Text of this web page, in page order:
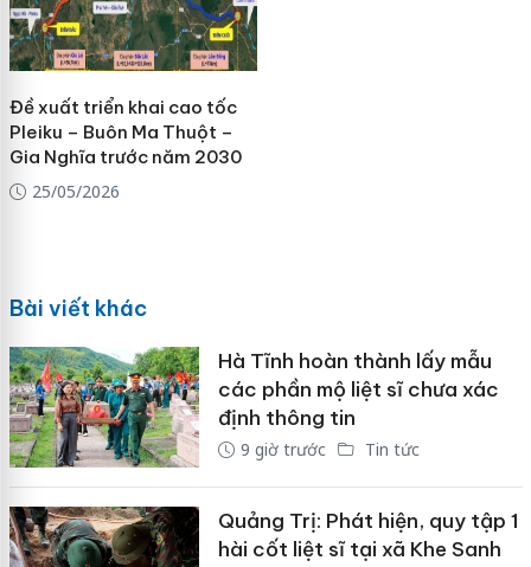
Đề xuất triển khai cao tốc
Pleiku – Buôn Ma Thuột –
Gia Nghĩa trước năm 2030
25/05/2026
Bài viết khác
Hà Tĩnh hoàn thành lấy mẫu
các phần mộ liệt sĩ chưa xác
định thông tin
9 giờ trước Tin tức
Quảng Trị: Phát hiện, quy tập 1
hài cốt liệt sĩ tại xã Khe Sanh